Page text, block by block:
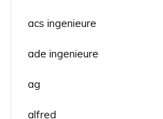
acs ingenieure
ade ingenieure
ag
alfred